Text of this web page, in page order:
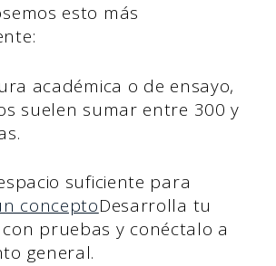
esto más
académica o de ensayo,
suelen sumar entre 300 y
suficiente para
conceptoDesarrolla tu
pruebas y conéctalo a
general.